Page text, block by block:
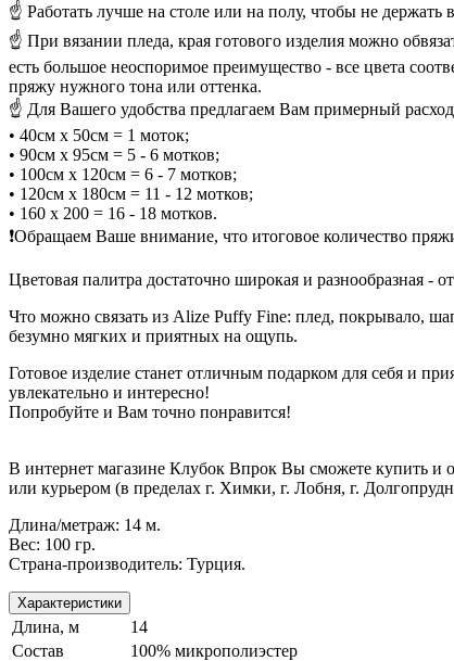
☝ Работать лучше на столе или на полу, чтобы не держать
☝ При вязании пледа, края готового изделия можно
есть большое неоспоримое преимущество - все цвета
пряжу нужного тона или оттенка.
☝ Для Вашего удобства предлагаем Вам примерный
• 40см x 50см = 1 моток;
• 90см x 95см = 5 - 6 мотков;
• 100см x 120см = 6 - 7 мотков;
• 120см x 180см = 11 - 12 мотков;
• 160 x 200 = 16 - 18 мотков.
❗Обращаем Ваше внимание, что итоговое количество
Цветовая палитра достаточно широкая и разнообразная -
Что можно связать из Alize Puffy Fine: плед, покрывало,
безумно мягких и приятных на ощупь.
Готовое изделие станет отличным подарком для себя и
увлекательно и интересно!
Попробуйте и Вам точно понравится!
В интернет магазине Клубок Впрок Вы сможете купить и
или курьером (в пределах г. Химки, г. Лобня, г.
Длина/метраж: 14 м.
Вес: 100 гр.
Страна-производитель: Турция.
Характеристики
Длина, м
14
Состав
100% микрополиэстер